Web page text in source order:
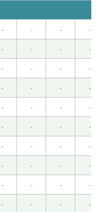
聊天。 这节课上很
去过日本各种各样的
我很期待下节课，
きありがとうござい
休みしている間も
人で勉強していると、
くるので、たくさん
日からよろしくお願
冈的食物什么都好
便，我欢迎来你九州
- - - -
- - - -
- - - -
- - - -
- - - -
- - - -
- - - -
- - - -
- - - -
- - - -